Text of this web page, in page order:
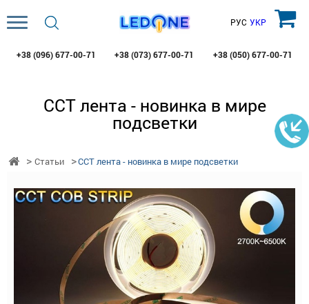
+38 (096) 677-00-71 +38 (073)677-00-71 +38 (050)677-00-71
РУС УКР
CCT лента - новинка в мире
подсветки
Статьи CCT лента - новинка в мире подсветки